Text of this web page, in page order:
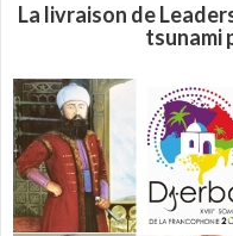
La livraison de
tsunami